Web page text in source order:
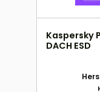
Kaspersky
DACH ESD